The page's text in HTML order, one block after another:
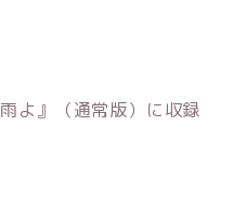
よ』（通常版）に収録